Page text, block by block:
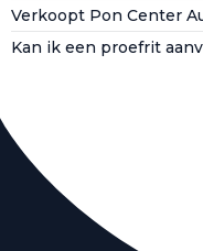
Verkoopt Pon Center
Kan ik een proefrit